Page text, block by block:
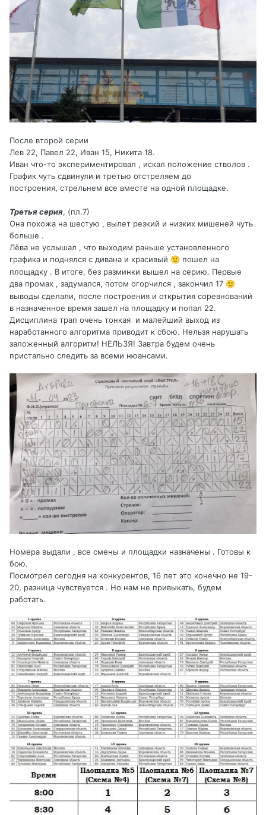
После второй серии
Лев 22, Павел 22, Иван 15, Никита 18.
Иван что-то экспериментировал , искал положение стволов .
График чуть сдвинули и третью отстреляем до
построения, стрельнем все вместе на одной площадке.
Третья серия, (пл.7)
Она похожа на шестую , вылет резкий и низких мишеней чуть
больше .
Лёва не услышал , что выходим раньше установленного
графика и поднялся с дивана и красивый 🙂 пошел на
площадку . В итоге, без разминки вышел на серию. Первые
два промах , задумался, потом огорчился , закончил 17 🙂
выводы сделали, после построения и открытия соревнований
в назначенное время зашел на площадку и попал 22.
Дисциплина трап очень тонкая и малейший выход из
наработанного алгоритма приводит к сбою. Нельзя нарушать
заложенный алгоритм! НЕЛЬЗЯ! Завтра будем очень
пристально следить за всеми нюансами.
Номера выдали , все смены и площадки назначены . Готовы к
бою.
Посмотрел сегодня на конкурентов, 16 лет это конечно не 19-
20, разница чувствуется . Но нам не привыкать, будем
работать.